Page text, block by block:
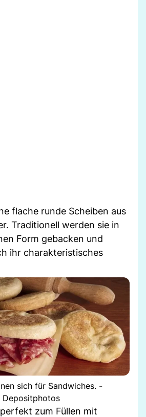
flache runde Scheiben aus
Traditionell werden sie in
Form gebacken und
ihr charakteristisches
sich für Sandwiches. -
Depositphotos
zum Füllen mit